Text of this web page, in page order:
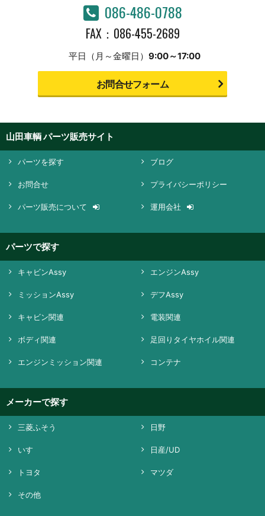
086-486-0788
FAX：086-455-2689
平日（月～金曜日） 9:00～17:00
お問合せフォーム
山田車輌 パーツ販売サイト
パーツを探す ブログ
お問合せ プライバシーポリシー
パーツ販売について 運用会社
パーツで探す
キャビンAssy エンジンAssy
ミッションAssy デフAssy
キャビン関連 電装関連
ボディ関連 足回りタイヤホイル関連
エンジンミッション関連 コンテナ
メーカーで探す
三菱ふそう 日野
いすゞ 日産/UD
トヨタ マツダ
その他